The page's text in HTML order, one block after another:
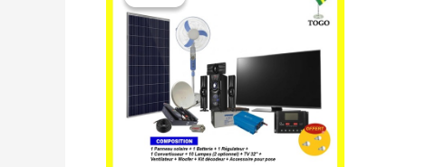
était :
430.000 CFA.